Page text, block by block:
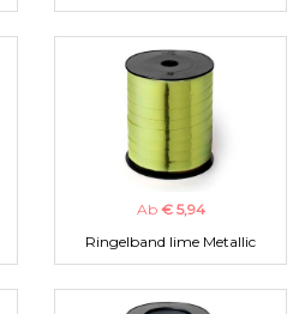
Ab € 5,94
Ringelband lime Metallic